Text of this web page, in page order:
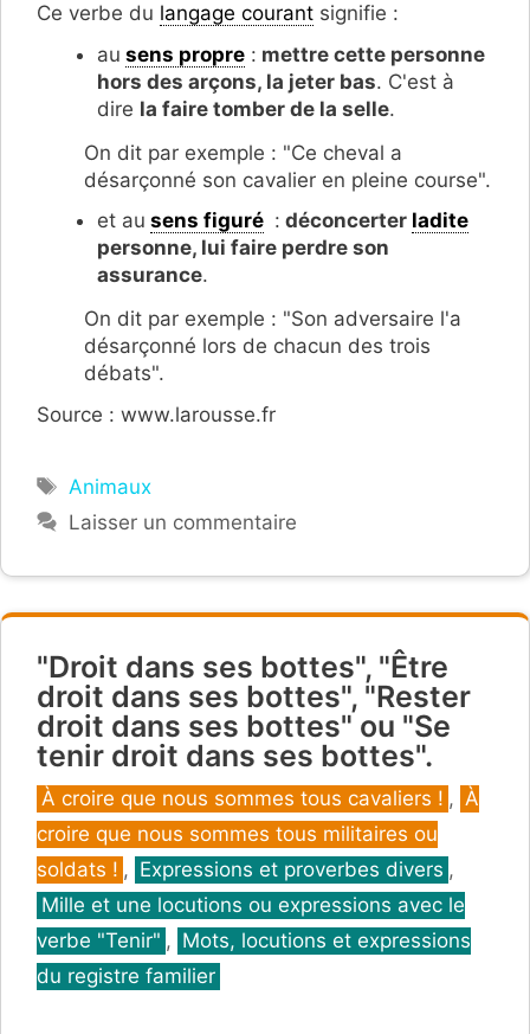
Ce verbe du langage courant signifie :
au sens propre : mettre cette personne
hors des arçons, la jeter bas. C'est à
dire la faire tomber de la selle.
On dit par exemple : "Ce cheval a
désarçonné son cavalier en pleine course".
et au sens figuré : déconcerter ladite
personne, lui faire perdre son
assurance.
On dit par exemple : "Son adversaire l'a
désarçonné lors de chacun des trois
débats".
Source : www.larousse.fr
Étiquettes
Animaux
Laisser un commentaire
"Droit dans ses bottes", "Être
droit dans ses bottes", "Rester
droit dans ses bottes" ou "Se
tenir droit dans ses bottes".
Catégories
À croire que nous sommes tous cavaliers ! , À
croire que nous sommes tous militaires ou
soldats ! , Expressions et proverbes divers ,
Mille et une locutions ou expressions avec le
verbe "Tenir" , Mots, locutions et expressions
du registre familier